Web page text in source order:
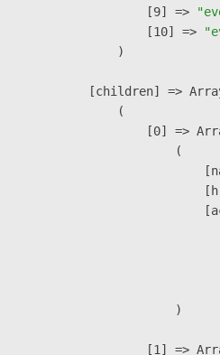
                    [9] =>
                    [10] =>
                )
[children] =>
                (
[0] =>
                        (
                        )
[1] =>